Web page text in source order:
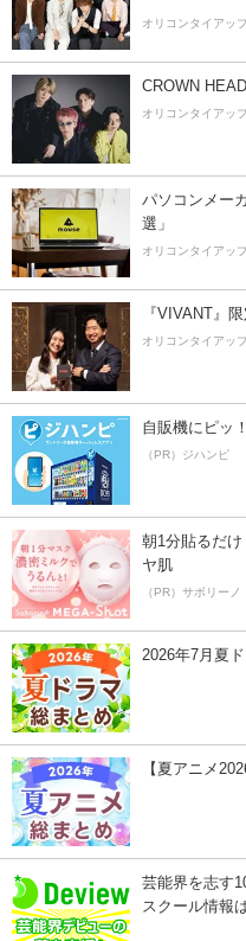
オリコンタイアッ
CROWN
オリコンタイアッ
パソコンメー
選」
オリコンタイアッ
『VIVANT』
オリコンタイアッ
自販機にピッ
（PR）ジハンピ
朝1分貼るだ
ヤ肌
（PR）サボリーノ
2026年7月夏
【夏アニメ
芸能界を志す
スクール情報